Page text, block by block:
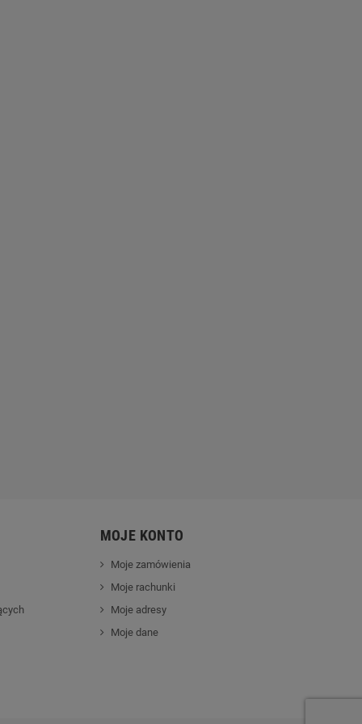
MOJE KONTO
Moje zamówienia
Moje rachunki
Moje adresy
Moje dane